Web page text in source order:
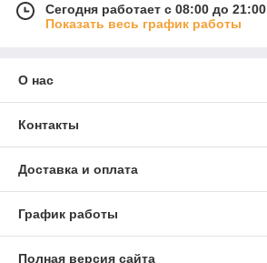
Сегодня работает с 08:00 до 21:00
Показать весь график работы
О нас
Контакты
Доставка и оплата
График работы
Полная версия сайта